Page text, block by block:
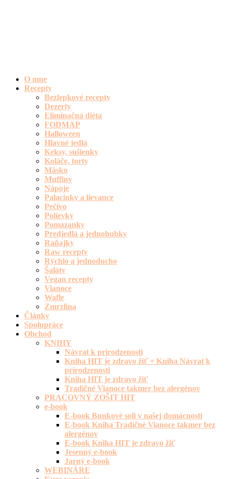
O mne
Recepty
Bezlepkové recepty
Dezerty
Eliminačná diéta
FODMAP
Halloween
Hlavné jedlá
Keksy, sušienky
Koláče, torty
Mäsko
Muffiny
Nápoje
Palacinky a lievance
Pečivo
Polievky
Pomazanky
Predjedlá a jednohubky
Raňajky
Raw recepty
Rýchlo a jednoducho
Šaláty
Vegan recepty
Vianoce
Wafle
Zmrzlina
Články
Spolupráce
Obchod
KNIHY
Návrat k prirodzenosti
Kniha HIT je zdravo žiť + Kniha Návrat k
prirodzenosti
Kniha HIT je zdravo žiť
Tradičné Vianoce takmer bez alergénov
PRACOVNÝ ZOŠIT HIT
e-book
E-book Bunkové soli v našej domácnosti
E-book Kniha Tradičné Vianoce takmer bez
alergénov
E-book Kniha HIT je zdravo žiť
Jesenný e-book
Jarný e-book
WEBINÁRE